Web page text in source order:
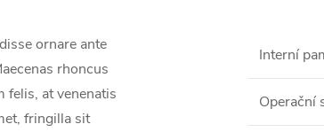
ornare ante
rhoncus
felis, at venenatis
fringilla sit
Interní
Operační